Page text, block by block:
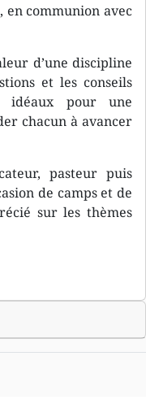
communion avec
d’une discipline
et les conseils
idéaux pour une
chacun à avancer
pasteur puis
de camps et de
sur les thèmes